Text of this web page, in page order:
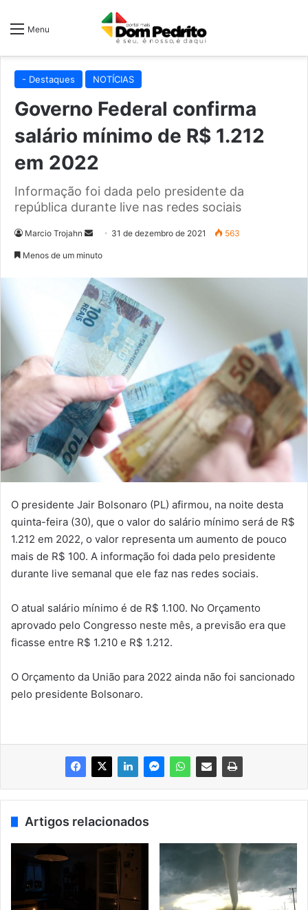
Menu
- Destaques NOTÍCIAS
Governo Federal confirma
salário mínimo de R$ 1.212
em 2022
Informação foi dada pelo presidente da
república durante live nas redes sociais
Marcio Trojahn
Mande
mail
31 de dezembro de 2021 563
Menos de um minuto
O presidente Jair Bolsonaro (PL) afirmou, na noite desta
quinta-feira (30), que o valor do salário mínimo será de R$
1.212 em 2022, o valor representa um aumento de pouco
mais de R$ 100. A informação foi dada pelo presidente
durante live semanal que ele faz nas redes sociais.
O atual salário mínimo é de R$ 1.100. No Orçamento
aprovado pelo Congresso neste mês, a previsão era que
ficasse entre R$ 1.210 e R$ 1.212.
O Orçamento da União para 2022 ainda não foi sancionado
pelo presidente Bolsonaro.
Artigos relacionados